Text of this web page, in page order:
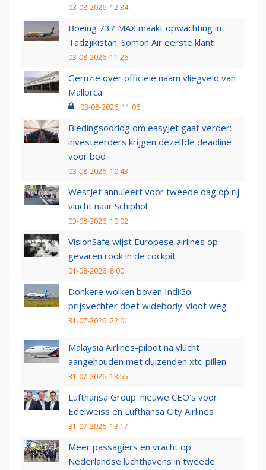
03-08-2026, 12:34
Boeing 737 MAX maakt opwachting in
Tadzjikistan: Somon Air eerste klant
03-08-2026, 11:26
Geruzie over officiële naam vliegveld van
Mallorca
03-08-2026, 11:06
Biedingsoorlog om easyJet gaat verder:
investeerders krijgen dezelfde deadline
voor bod
03-08-2026, 10:43
WestJet annuleert voor tweede dag op rij
vlucht naar Schiphol
03-08-2026, 10:02
VisionSafe wijst Europese airlines op
gevaren rook in de cockpit
01-08-2026, 8:00
Donkere wolken boven IndiGo:
prijsvechter doet widebody-vloot weg
31-07-2026, 22:01
Malaysia Airlines-piloot na vlucht
aangehouden met duizenden xtc-pillen
31-07-2026, 13:55
Lufthansa Group: nieuwe CEO’s voor
Edelweiss en Lufthansa City Airlines
31-07-2026, 13:17
Meer passagiers en vracht op
Nederlandse luchthavens in tweede